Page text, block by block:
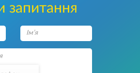
запитання